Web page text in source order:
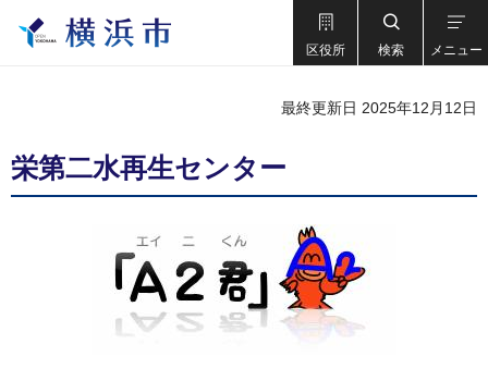
区役所 検索 メニュー
最終更新日 2025年12月12日
栄第二水再生センター